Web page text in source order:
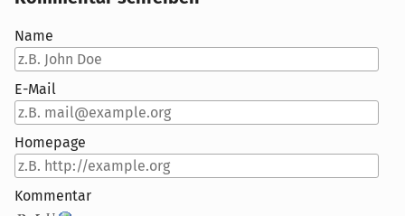
Name
E-Mail
Homepage
Kommentar